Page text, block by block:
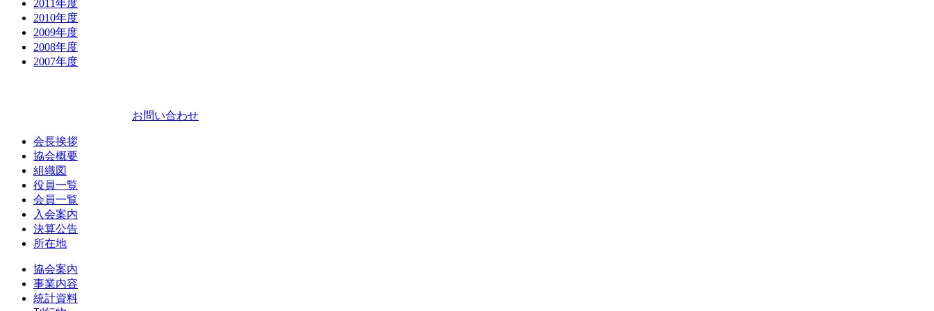
2011年度
2010年度
2009年度
2008年度
2007年度
お問い合わせ
会長挨拶
協会概要
組織図
役員一覧
会員一覧
入会案内
決算公告
所在地
協会案内
事業内容
統計資料